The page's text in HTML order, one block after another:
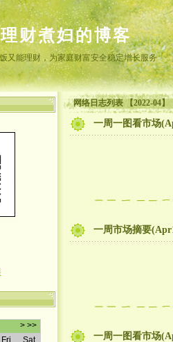
理财煮妇的博客
又能理财，为家庭财富安全稳定增长服务
网络日志列表 【2022-04】
一周一图看市场
一周市场摘要
一周一图看市场